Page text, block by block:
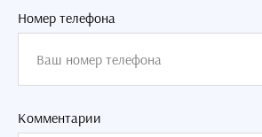
Номер телефона
Комментарии